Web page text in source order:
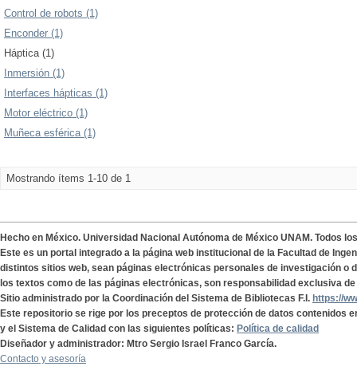
Control de robots (1)
Enconder (1)
Háptica (1)
Inmersión (1)
Interfaces hápticas (1)
Motor eléctrico (1)
Muñeca esférica (1)
Mostrando ítems 1-10 de 1
Hecho en México. Universidad Nacional Autónoma de México UNAM. Todos
Este es un portal integrado a la página web institucional de la Facultad de
distintos sitios web, sean páginas electrónicas personales de investigación o
los textos como de las páginas electrónicas, son responsabilidad exclusiva
Sitio administrado por la Coordinación del Sistema de Bibliotecas F.I. https://
Este repositorio se rige por los preceptos de protección de datos contenidos
y el Sistema de Calidad con las siguientes políticas: Política de calidad
Diseñador y administrador: Mtro Sergio Israel Franco García.
Contacto y asesoría